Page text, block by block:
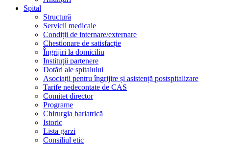
Spital
Structură
Servicii medicale
Condiții de internare/externare
Chestionare de satisfacție
Îngrijiri la domiciliu
Instituții partenere
Dotări ale spitalului
Asociații pentru îngrijire și asistență postspitalizare
Tarife nedecontate de CAS
Comitet director
Programe
Chirurgia bariatrică
Istoric
Lista garzi
Consiliul etic